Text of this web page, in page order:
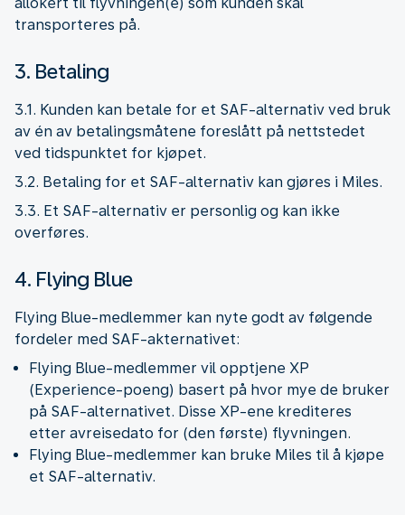
transporteres på.
3. Betaling
3.1. Kunden kan betale for et SAF-alternativ ved bruk
av én av betalingsmåtene foreslått på nettstedet
ved tidspunktet for kjøpet.
3.2. Betaling for et SAF-alternativ kan gjøres i Miles.
3.3. Et SAF-alternativ er personlig og kan ikke
overføres.
4. Flying Blue
Flying Blue-medlemmer kan nyte godt av følgende
fordeler med SAF-akternativet:
Flying Blue-medlemmer vil opptjene XP
(Experience-poeng) basert på hvor mye de bruker
på SAF-alternativet. Disse XP-ene krediteres
etter avreisedato for (den første) flyvningen.
Flying Blue-medlemmer kan bruke Miles til å kjøpe
et SAF-alternativ.